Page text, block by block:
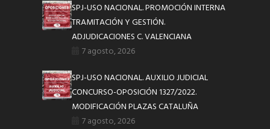
SPJ-USO NACIONAL. PROMOCIÓN INTERNA
TRAMITACIÓN Y GESTIÓN.
ADJUDICACIONES C. VALENCIANA
7 agosto, 2026
SPJ-USO NACIONAL. AUXILIO JUDICIAL
CONCURSO-OPOSICIÓN 1327/2022.
MODIFICACIÓN PLAZAS CATALUÑA
7 agosto, 2026